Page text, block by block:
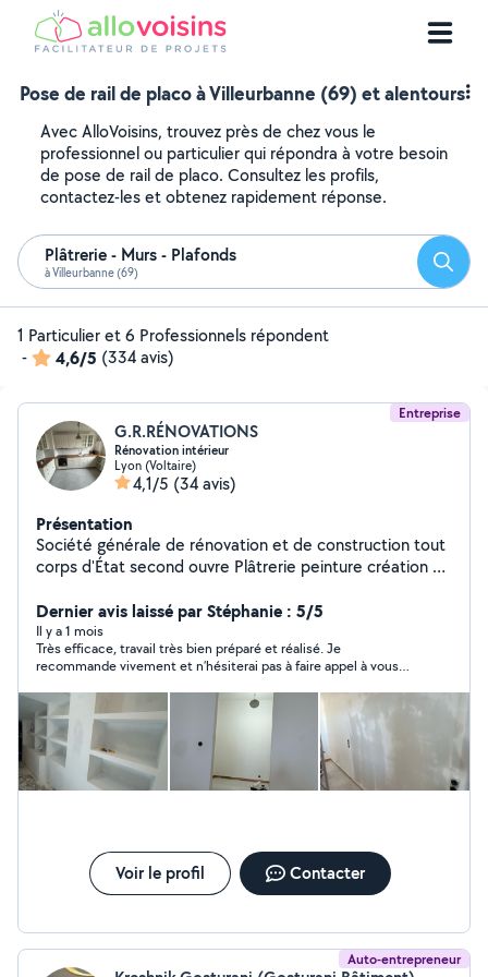
Pose de rail de placo à Villeurbanne (69) et alentours
Avec AlloVoisins, trouvez près de chez vous le
professionnel ou particulier qui répondra à votre besoin
de pose de rail de placo. Consultez les profils,
contactez-les et obtenez rapidement réponse.
Plâtrerie - Murs - Plafonds
à Villeurbanne (69)
1 Particulier et 6 Professionnels répondent
-
4,6/5 (334 avis)
Entreprise
G.R.RÉNOVATIONS
Rénovation intérieur
Lyon (Voltaire)
4,1/5 (34 avis)
Présentation
Société générale de rénovation et de construction tout
corps d'État second ouvre Plâtrerie peinture création de
décoration intérieur pose de porte pose de parquet
pose de cuisine construction de mezzanine sur mesure
en acier construction des escaliers sur mesure en acier
et bois construction de verrière sur mesure en acier
réalisation de électricité réalisation de plomberie
revêtement de sol et mur carrelage création de salle de
bain pose dalle pvc pose de parquet décoration
intérieure plan en 3D nettoyage fin chantier travail
soigné équipé professionnel avec outils professionnel
Dernier avis laissé par Stéphanie : 5/5
Il y a 1 mois
Très efficace, travail très bien préparé et réalisé. Je
recommande vivement et n’hésiterai pas à faire appel à vous
Voir le profil Contacter
Auto-entrepreneur